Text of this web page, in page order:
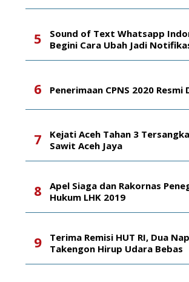
Sound of Text Whatsapp
Begini Cara Ubah Jadi
Penerimaan CPNS 2020
Kejati Aceh Tahan 3
Sawit Aceh Jaya
Apel Siaga dan Rakornas
Hukum LHK 2019
Terima Remisi HUT RI, Dua
Takengon Hirup Udara Bebas